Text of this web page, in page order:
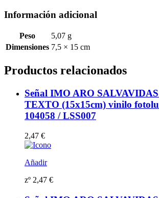
Información adicional
Peso
5,07 g
Dimensiones 7,5 × 15 cm
Productos relacionados
Señal IMO ARO
TEXTO (15x15cm) vinilo
104058 / LSS007
2,47 €
Añadir
zº 2,47 €